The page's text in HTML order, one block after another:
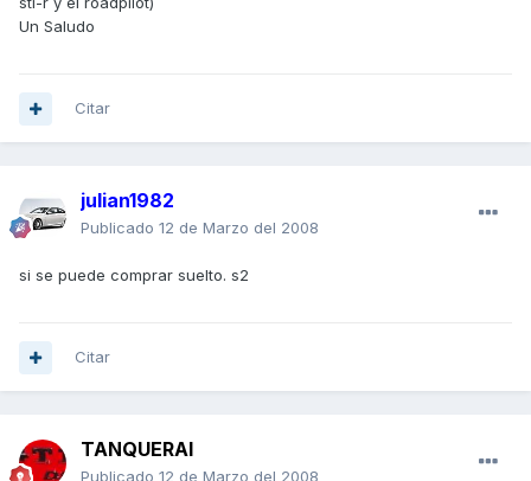
Un Saludo
Citar
julian1982
Publicado 12 de Marzo del 2008
si se puede comprar suelto. s2
Citar
TANQUERAI
Publicado 12 de Marzo del 2008